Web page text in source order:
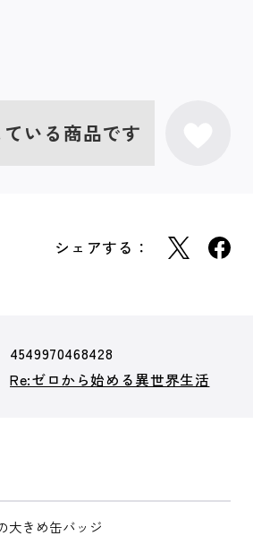
いる商品です
シェアする：
4549970468428
Re:ゼロから始める異世界生活
大きめ缶バッジ